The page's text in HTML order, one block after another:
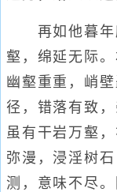
再如他暮年
壑，绵延无际
幽壑重重，峭
径，错落有致
虽有干岩万壑
弥漫，浸淫树
测，意味不尽